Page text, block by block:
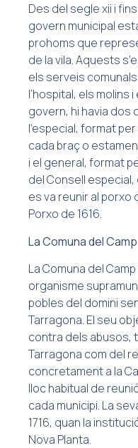
Des del segle xii i
govern municipal
prohoms que
de la vila. Aquests
els serveis
l’hospital, els molins
govern, hi havia dos
l’especial, format
cada braç o
i el general, format
del Consell especial,
es va reunir al porxo
Porxo de 1616.
La Comuna del Camp
La Comuna del
organisme
pobles del domini
Tarragona. El seu
contra dels abusos,
Tarragona com del
concretament a la
lloc habitual de
cada municipi. La
1716, quan la
Nova Planta.